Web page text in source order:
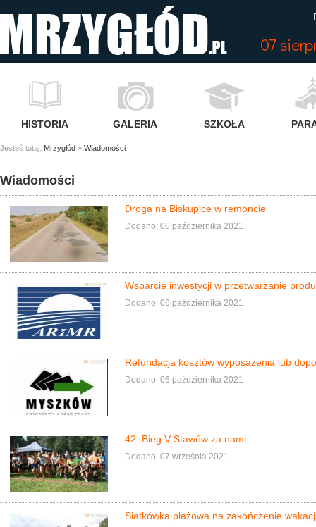
07
HISTORIA GALERIA SZKOŁA
Jesteś tutaj: Mrzygłód » Wiadomości
Wiadomości
Droga na Biskupice w remoncie
Dodano: 06 października 2021
Wsparcie inwestycji w przetwarzanie
Dodano: 06 października 2021
Refundacja kosztów wyposażenia lub
Dodano: 06 października 2021
42. Bieg V Stawów za nami
Dodano: 07 września 2021
Siatkówka plażowa na zakończenie